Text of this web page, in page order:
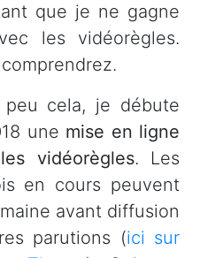
que je ne gagne
les vidéorègles.
peu cela, je débute
une mise en ligne
vidéorègles. Les
en cours peuvent
avant diffusion
parutions (ici sur